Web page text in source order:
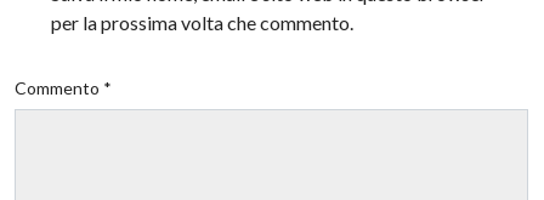
per la prossima volta che commento.
Commento *